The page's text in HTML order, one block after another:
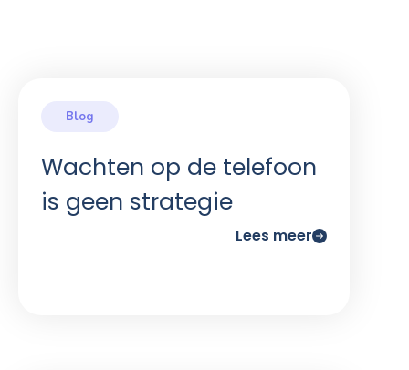
Wachten op de telefoon
is geen strategie
Lees meer